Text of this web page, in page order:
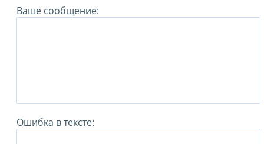
Ваше сообщение:
Ошибка в тексте: